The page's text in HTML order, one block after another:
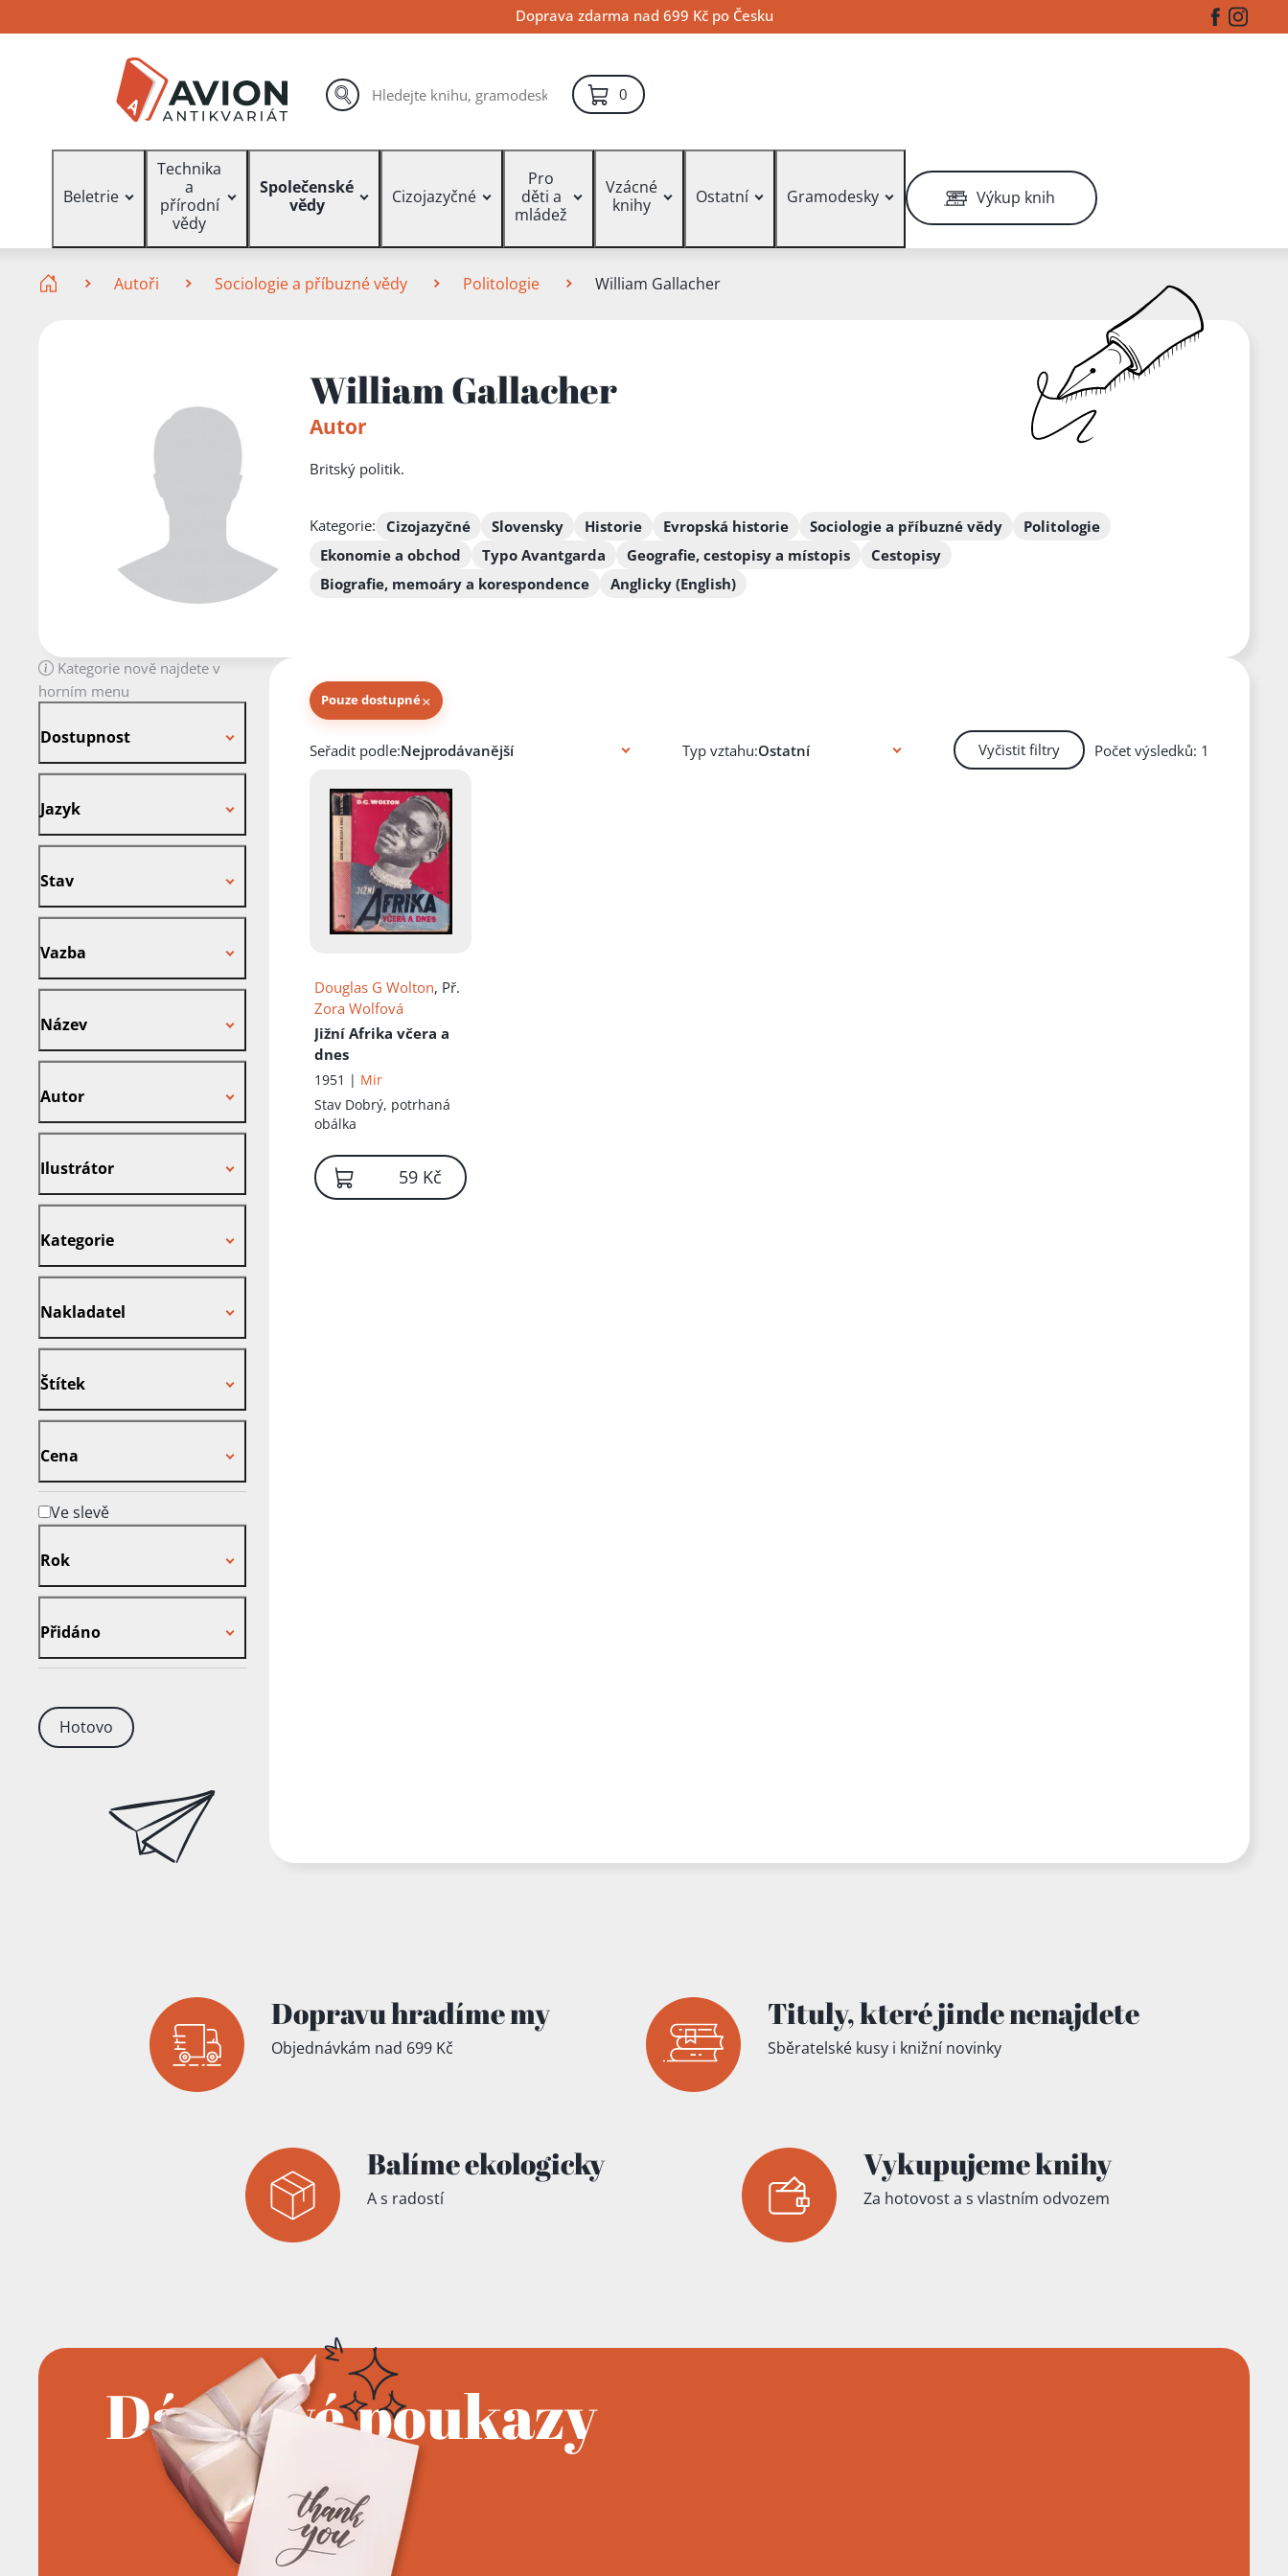
na
na
na
Doprava zdarma nad 699 Kč po Česku Facebook
Vyhledávání hledat
0položek – košík
Beletrie
Technika
a
přírodní
vědy
Společenské
vědy
Cizojazyčné
Pro
děti a
mládež
Vzácné
knihy
Ostatní Gramodesky Výkup knih
Autoři Sociologie a příbuzné vědy Politologie William Gallacher
William Gallacher
Autor
Britský politik.
Kategorie: Cizojazyčné Slovensky Historie Evropská historie Sociologie a příbuzné vědy
Politologie
Ekonomie a obchod
Typo Avantgarda Geografie, cestopisy a místopis
Cestopisy
Biografie, memoáry a korespondence
Anglicky (English)
Kategorie nově najdete v
horním menu
Dostupnost
Jazyk
Stav
Vazba
Název
Autor
Ilustrátor
Kategorie
Nakladatel
Štítek
Cena
Ve slevě
Rok
Přidáno
Hotovo
Pouze dostupné×
Knihy autora
Seřadit podle: Typ vztahu: Vyčistit filtry Počet výsledků: 1
Douglas G Wolton, Př.
Zora Wolfová
Jižní Afrika včera a
dnes
1951 | Mir
Stav Dobrý, potrhaná
obálka
59 Kč
Dopravu hradíme my
Objednávkám nad 699 Kč
Tituly,které jindenenajdete
Sběratelské kusy i knižní novinky
Balíme ekologicky
A s radostí
Vykupujeme knihy
Za hotovost a s vlastním odvozem
Dárkové poukazy
Přidáno do košíku!